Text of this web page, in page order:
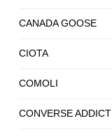
CANADA GOOSE
CIOTA
COMOLI
CONVERSE ADDICT